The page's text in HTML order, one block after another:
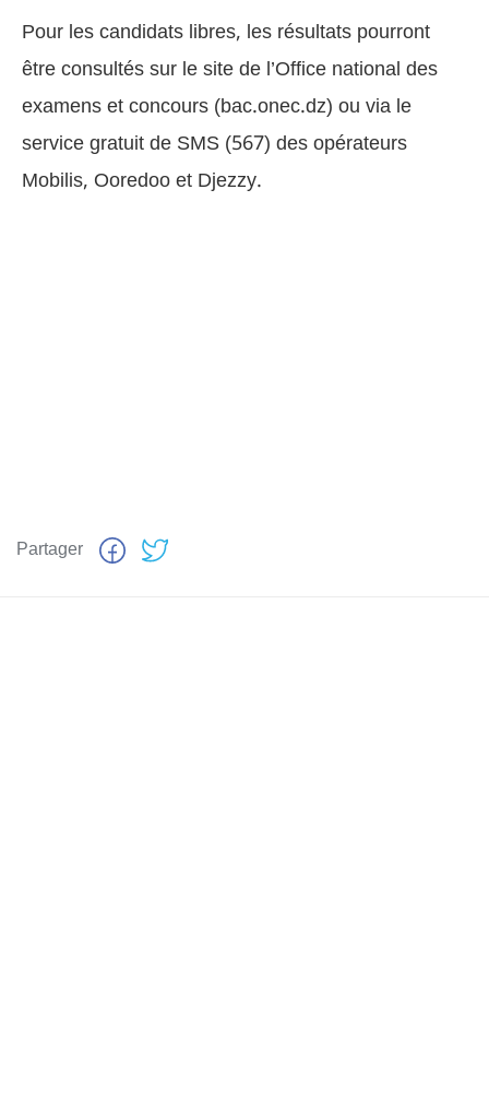
Pour les candidats libres, les résultats pourront
être consultés sur le site de l’Office national des
examens et concours (bac.onec.dz) ou via le
service gratuit de SMS (567) des opérateurs
Mobilis, Ooredoo et Djezzy.
Partager